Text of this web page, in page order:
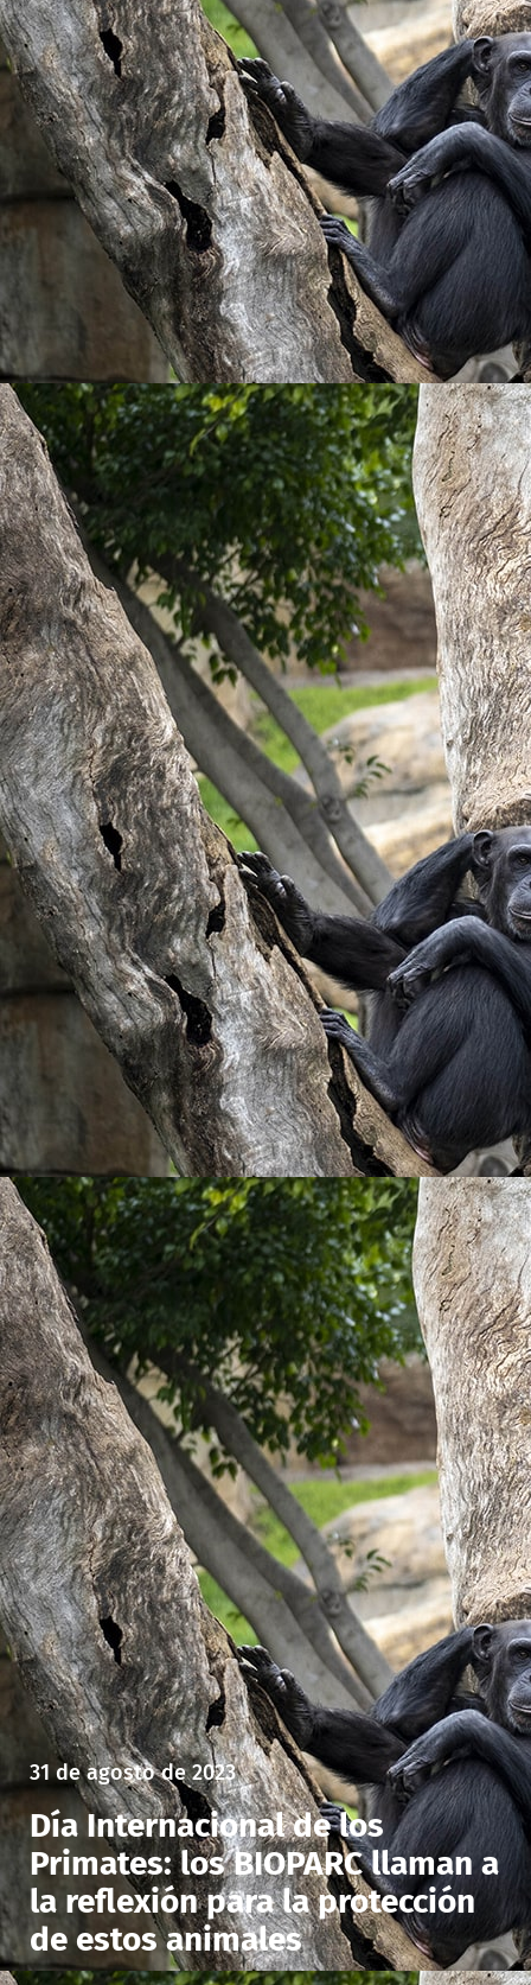
31 de agosto de 2023
Día Internacional de los
Primates: los BIOPARC llaman a
la reflexión para la protección
de estos animales